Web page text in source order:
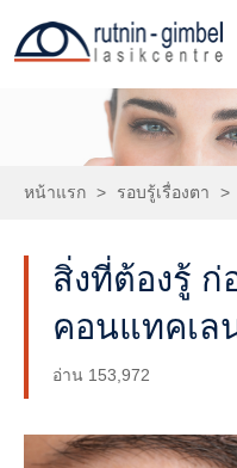
รอบรู้เรื่องตา
ดวงตาของเรา
ความรู้เกี่ยวกับสายตา
รอบรู้เรื่องตา
ประเภทการตรวจและการรักษา
การตรวจโดยจักษุแพทย์
การตรวจก่อนผ่าตัด
การเตรียมตัวในวันผ่าตัด
LASIK
เทคโนโลยี
Femtosecond Laser
ความประทับใจจากผู้ใช้บริก
หน้าแรก > รอบรู้เรื่องตา >
สิ่งที่ต้องรู้ ก่
คอนแทคเล
อ่าน 153,972